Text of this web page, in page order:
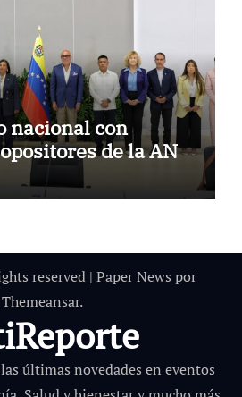
nacional con
de la AN
reserved | Paper News por
Themeansar.
últimas novedades en eventos